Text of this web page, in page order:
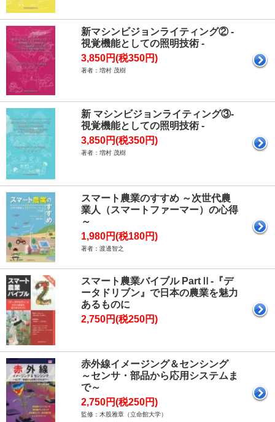
新マシンビジョンライティング② -
視覚機能としての照明技術 -
3,850円(税350円)
著者：増村 茂樹
新 マシンビジョンライティング③-
視覚機能としての照明技術 -
3,850円(税350円)
著者：増村 茂樹
スマート農業のすすめ ～次世代農
業人（スマートファーマー）の心得
～
1,980円(税180円)
著者：渡邊智之
スマート農業バイブル PartⅡ-『デ
ータドリブン』で日本の農業を魅力
あるものに
2,750円(税250円)
赤外線イメージング＆センシング
～センサ・部品から応用システムま
で～
2,750円(税250円)
監修：木股雅章（立命館大学）